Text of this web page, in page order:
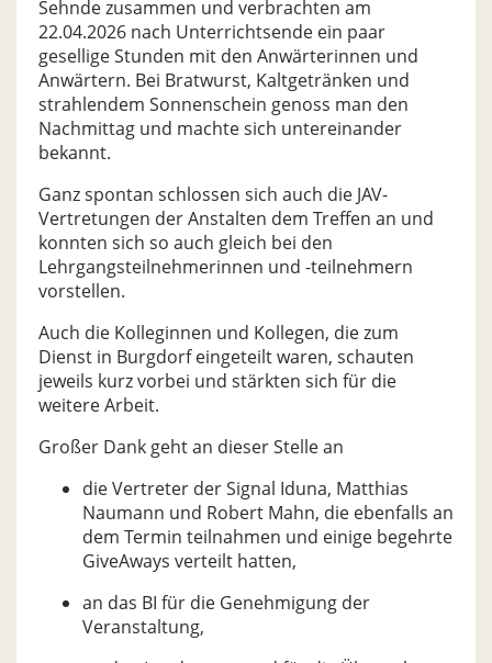
Sehnde zusammen und verbrachten am
22.04.2026 nach Unterrichtsende ein paar
gesellige Stunden mit den Anwärterinnen und
Anwärtern. Bei Bratwurst, Kaltgetränken und
strahlendem Sonnenschein genoss man den
Nachmittag und machte sich untereinander
bekannt.
Ganz spontan schlossen sich auch die JAV-
Vertretungen der Anstalten dem Treffen an und
konnten sich so auch gleich bei den
Lehrgangsteilnehmerinnen und -teilnehmern
vorstellen.
Auch die Kolleginnen und Kollegen, die zum
Dienst in Burgdorf eingeteilt waren, schauten
jeweils kurz vorbei und stärkten sich für die
weitere Arbeit.
Großer Dank geht an dieser Stelle an
die Vertreter der Signal Iduna, Matthias
Naumann und Robert Mahn, die ebenfalls an
dem Termin teilnahmen und einige begehrte
GiveAways verteilt hatten,
an das BI für die Genehmigung der
Veranstaltung,